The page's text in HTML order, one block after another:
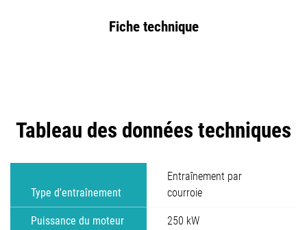
Fiche technique
Tableau des données techniques
Type d'entraînement
Entraînement par
courroie
Puissance du moteur 250 kW